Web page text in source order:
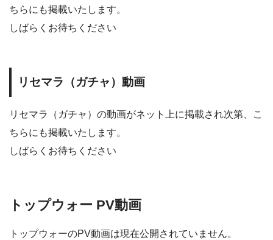
ちらにも掲載いたします。
しばらくお待ちください
リセマラ（ガチャ）動画
リセマラ（ガチャ）の動画がネット上に掲載され次第、こ
ちらにも掲載いたします。
しばらくお待ちください
トップウォー PV動画
トップウォーのPV動画は現在公開されていません。